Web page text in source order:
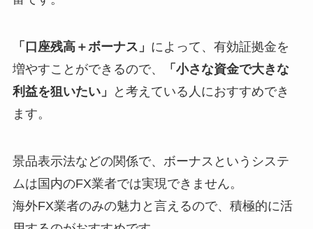
「口座残高＋ボーナス」 によって、有効証拠金を
増やすことができるので、
「小さな資金で大きな
利益を狙いたい」
と考えている人におすすめでき
ます。
景品表示法などの関係で、ボーナスというシステ
ムは国内のFX業者では実現できません。
海外FX業者のみの魅力と言えるので、積極的に活